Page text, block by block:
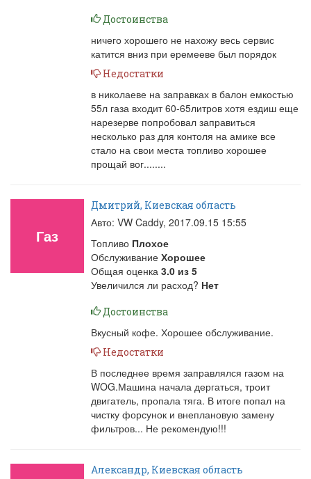
Достоинства
ничего хорошего не нахожу весь сервис
катится вниз при еремееве был порядок
Недостатки
в николаеве на заправках в балон емкостью
55л газа входит 60-65литров хотя ездиш еще
нарезерве попробовал заправиться
несколько раз для контоля на амике все
стало на свои места топливо хорошее
прощай вог........
Газ
Дмитрий, Киевская область
Авто: VW Caddy, 2017.09.15 15:55
Топливо Плохое
Обслуживание Хорошее
Общая оценка 3.0 из 5
Увеличился ли расход? Нет
Достоинства
Вкусный кофе. Хорошее обслуживание.
Недостатки
В последнее время заправлялся газом на
WOG.Машина начала дергаться, троит
двигатель, пропала тяга. В итоге попал на
чистку форсунок и внеплановую замену
фильтров... Не рекомендую!!!
Александр, Киевская область